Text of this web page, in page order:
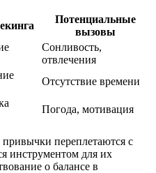
Потенциальные
вызовы
Сонливость,
отвлечения
Отсутствие времени
Погода, мотивация
переплетаются с
инструментом для их
о балансе в